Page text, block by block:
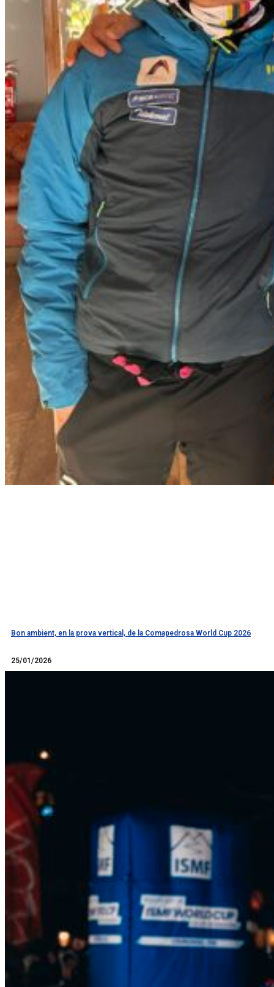
Bon ambient, en la prova vertical, de la Comapedrosa World Cup 2026
25/01/2026